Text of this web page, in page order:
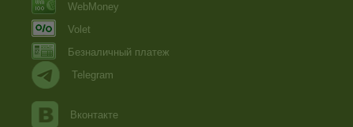
WebMoney
Volet
Безналичный платеж
Telegram
Вконтакте